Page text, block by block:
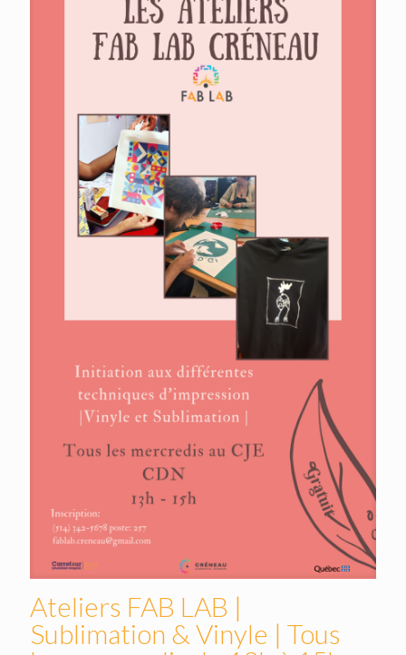
Ateliers FAB LAB |
Sublimation & Vinyle | Tous